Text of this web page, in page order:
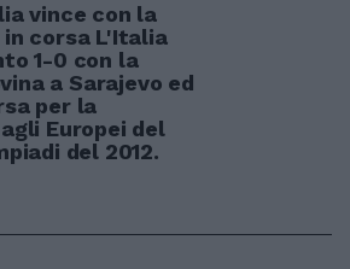
vince con la
corsa L'Italia
1-0 con la
a Sarajevo ed
per la
Europei del
del 2012.